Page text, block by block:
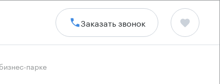
Заказать звонок
парке